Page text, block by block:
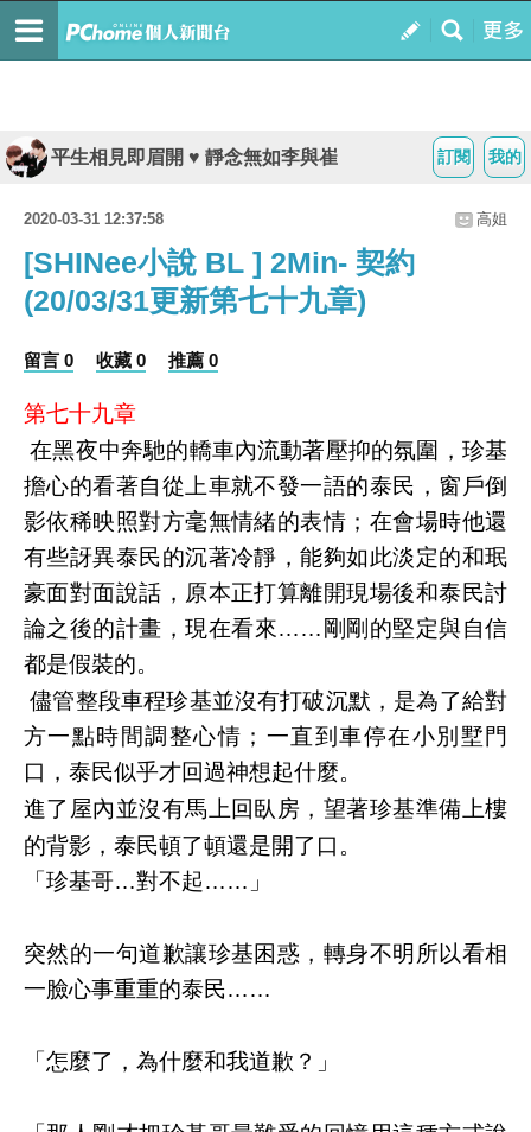
我的
訂閱
平生相見即眉開 ♥ 靜念無如李與崔
2020-03-31 12:37:58 高姐
[SHINee小說 BL ] 2Min- 契約
(20/03/31更新第七十九章)
留言 0 收藏 0 推薦 0
第七十九章
在黑夜中奔馳的轎車內流動著壓抑的氛圍，珍基
擔心的看著自從上車就不發一語的泰民，窗戶倒
影依稀映照對方毫無情緒的表情；在會場時他還
有些訝異泰民的沉著冷靜，能夠如此淡定的和珉
豪面對面說話，原本正打算離開現場後和泰民討
論之後的計畫，現在看來…… 剛剛的堅定與自信
都是假裝的。
儘管整段車程珍基並沒有打破沉默，是為了給對
方一點時間調整心情；一直到車停在小別墅門
口，泰民似乎才回過神想起什麼。
進了屋內並沒有馬上回臥房，望著珍基準備上樓
的背影，泰民頓了頓還是開了口。
「珍基哥…對不起…… 」
突然的一句道歉讓珍基困惑，轉身不明所以看相
一臉心事重重的泰民……
「怎麼了，為什麼和我道歉？」